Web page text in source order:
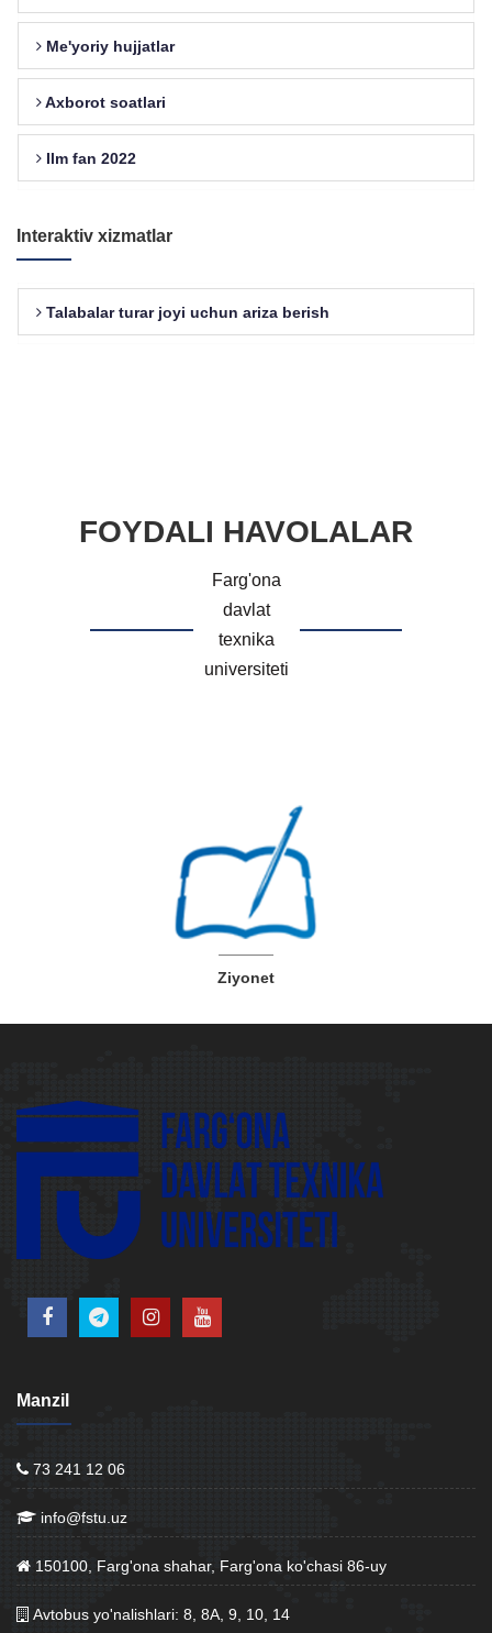
Me'yoriy hujjatlar
Axborot soatlari
Ilm fan 2022
Interaktiv xizmatlar
Talabalar turar joyi uchun ariza berish
FOYDALI HAVOLALAR
Farg'ona
davlat
texnika
universiteti
Ziyonet
Manzil
73 241 12 06
info@fstu.uz
150100, Farg'ona shahar, Farg'ona ko'chasi 86-uy
Avtobus yo'nalishlari: 8, 8A, 9, 10, 14